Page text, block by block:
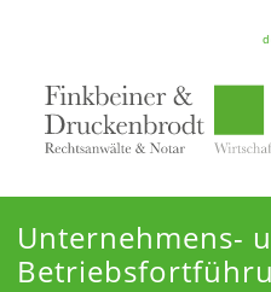
RECHTSGEBIETE
Unternehmens-